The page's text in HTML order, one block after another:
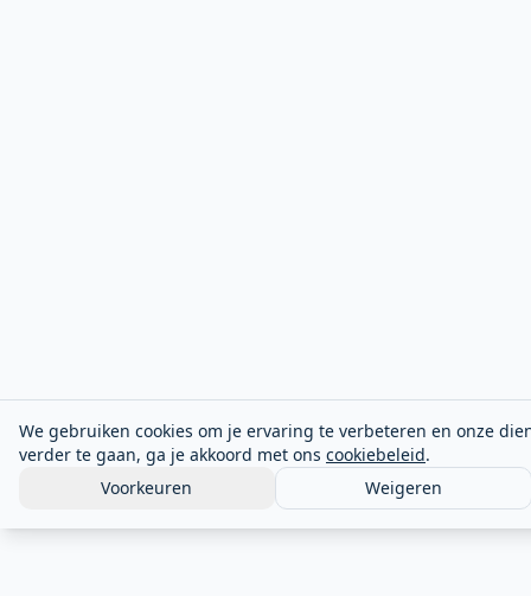
We gebruiken cookies om je ervaring te verbeteren en onze
verder te gaan, ga je akkoord met ons cookiebeleid.
Voorkeuren
Weigeren